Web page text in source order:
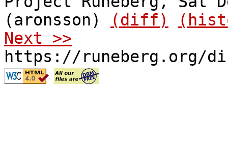
(aronsson)
(diff)
Next >>
https://runeberg.org/